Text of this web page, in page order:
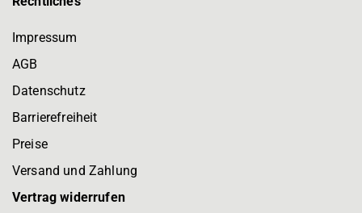
Impressum
AGB
Datenschutz
Barrierefreiheit
Preise
Versand und Zahlung
Vertrag widerrufen